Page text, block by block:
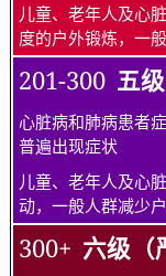
儿童、老年人及心
度的户外锻炼，一
201-300 五
心脏病和肺病患者
普遍出现症状
儿童、老年人及心
动，一般人群减少
300+ 六级（